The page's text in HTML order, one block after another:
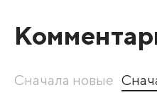
Сначала новые